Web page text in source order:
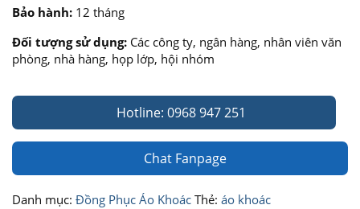
Bảo hành: 12 tháng
Đối tượng sử dụng: Các công ty, ngân hàng, nhân viên văn
phòng, nhà hàng, họp lớp, hội nhóm
Hotline: 0968 947 251
Chat Fanpage
Danh mục: Đồng Phục Áo Khoác Thẻ: áo khoác